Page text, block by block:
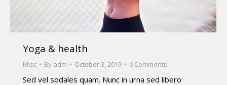
Yoga & health
Misc By adm October 3, 2019 0 Comments
Sed vel sodales quam. Nunc in urna sed libero